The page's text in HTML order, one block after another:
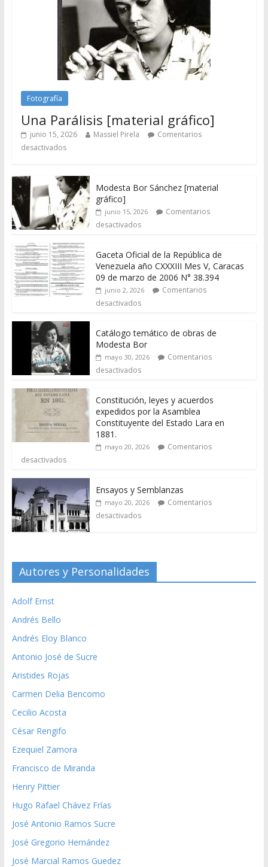
Fotografía
Una Parálisis [material gráfico]
junio 15, 2026 Massiel Pirela
Comentarios
desactivados
Modesta Bor Sánchez [material
gráfico]
junio 15, 2026
Comentarios
desactivados
Gaceta Oficial de la República de
Venezuela año CXXXIII Mes V, Caracas
09 de marzo de 2006 N° 38.394
junio 2, 2026
Comentarios
desactivados
Catálogo temático de obras de
Modesta Bor
mayo 30, 2026
Comentarios
desactivados
Constitución, leyes y acuerdos
expedidos por la Asamblea
Constituyente del Estado Lara en
1881.
mayo 20, 2026
Comentarios
desactivados
Ensayos y Semblanzas
mayo 20, 2026
Comentarios
desactivados
Autores y Personalidades
Adolf Ernst
Andrés Bello
Andrés Eloy Blanco
Antonio José de Sucre
Aristides Rojas
Carmen Delia Bencomo
Cecilio Acosta
César Rengifo
Ezequiel Zamora
Francisco de Miranda
Henry Pittier
Hugo Rafael Chávez Frías
José Antonio Ramos Sucre
José Gregorio Hernández
José Marcial Ramos Guedez